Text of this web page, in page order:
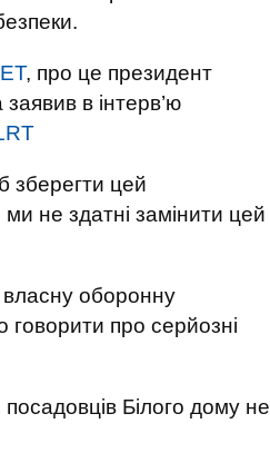
, про це президент
в інтерв’ю
зберегти цей
не здатні замінити цей
власну оборонну
про серйозні
Білого дому не